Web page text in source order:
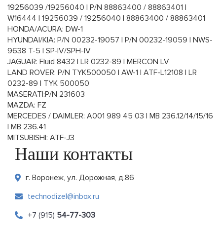
19256039 /19256040 | P/N 88863400 / 88863401 |
W16444 | 19256039 / 19256040 | 88863400 / 88863401
HONDA/ACURA: DW-1
HYUNDAI/KIA: P/N 00232-19057 | P/N 00232-19059 | NWS-
9638 T-5 | SP-IV/SPH-IV
JAGUAR: Fluid 8432 | LR 0232-89 | MERCON LV
LAND ROVER: P/N TYK500050 | AW-1 | ATF-L12108 | LR
0232-89 | TYK 500050
MASERATI:P/N 231603
MAZDA: FZ
MERCEDES / DAIMLER: A001 989 45 03 | MB 236.12/14/15/16
| MB 236.41
MITSUBISHI: ATF-J3
Наши контакты
г. Воронеж, ул. Дорожная, д.86
technodizel@inbox.ru
+7 (915) 54-77-303